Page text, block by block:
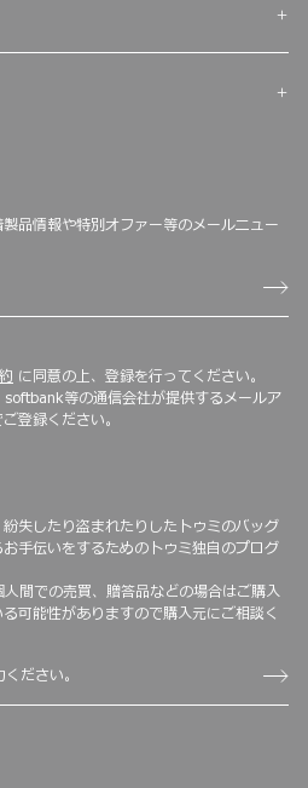
品情報や特別オファー等のメールニュー
に同意の上、登録を行ってください。
等の通信会社が提供するメールア
登録ください。
失したり盗まれたりしたトゥミのバッグ
手伝いをするためのトゥミ独自のプログ
間での売買、贈答品などの場合はご購入
可能性がありますので購入元にご相談く